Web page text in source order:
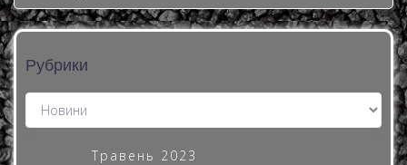
Рубрики
Травень 2023